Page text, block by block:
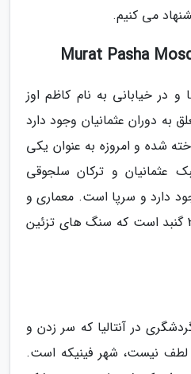
می کنیم.
در خیابانی به نام کاظم اوز
به دوران عثمانیان وجود دارد
میلادی ساخته شده و امروزه به عنوان یکی
عثمانیان و ترکان سلجوقی
دارد و سرپا است. معماری و
طراحی این مسجد شامل 3 گنبد است که سنگ های تزئین
در آنتالیا که سر زدن و
لطف نیست، شهر فینیکه است.